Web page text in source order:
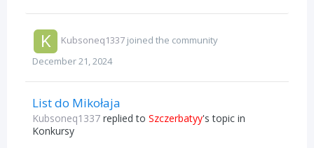
Kubsoneq1337 joined the community
December 21, 2024
List do Mikołaja
Kubsoneq1337 replied to Szczerbatyy's topic in
Konkursy